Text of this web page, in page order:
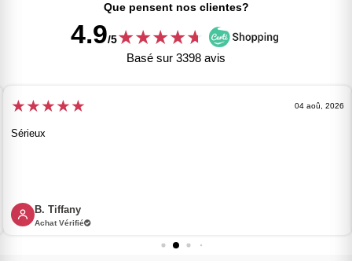
Que pensent nos clientes?
4.9/5★★★★★
★
Basé sur 3398 avis
★★★★★ 04 aoû, 2026
Sérieux
B. Tiffany
Achat Vérifié